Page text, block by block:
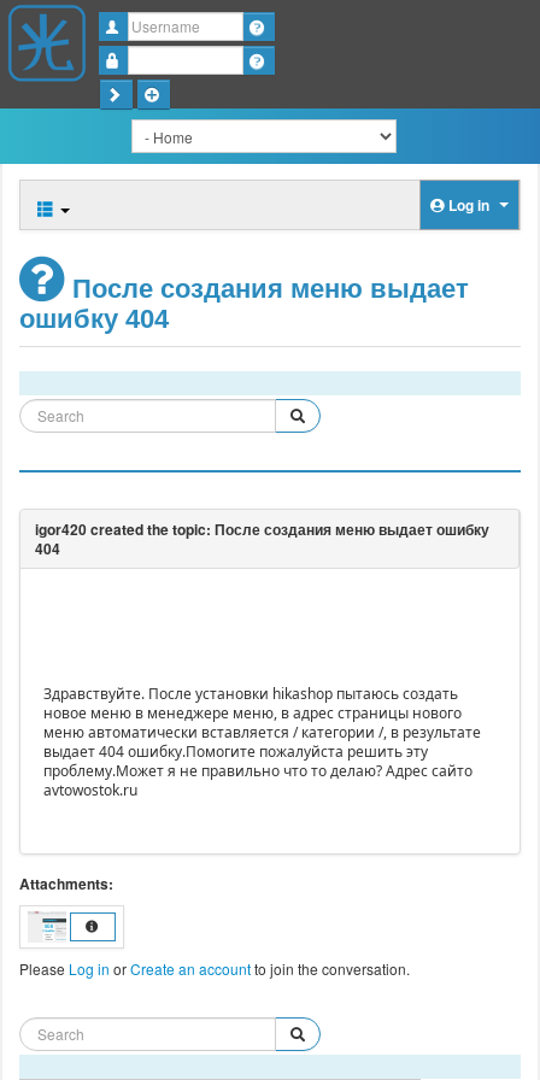
Username
Log in
После создания меню выдает
ошибку 404
Здравствуйте. После установки hikashop пытаюсь создать
новое меню в менеджере меню, в адрес страницы нового
меню автоматически вставляется / категории /, в результате
выдает 404 ошибку.Помогите пожалуйста решить эту
проблему.Может я не правильно что то делаю? Адрес сайто
avtowostok.ru
Attachments:
Please Log in orCreate an accountto join the conversation.